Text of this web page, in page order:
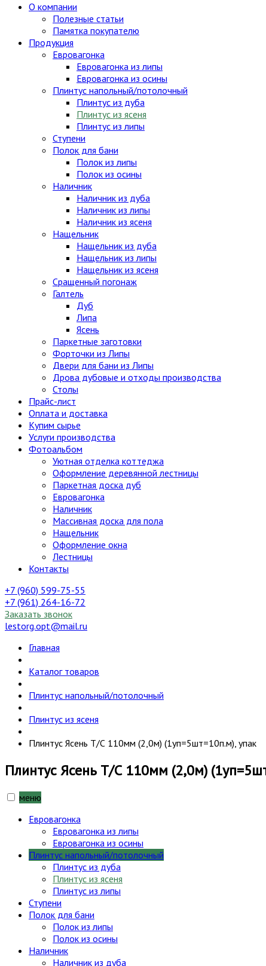
О компании
Полезные статьи
Памятка покупателю
Продукция
Евровагонка
Евровагонка из липы
Евровагонка из осины
Плинтус напольный/потолочный
Плинтус из дуба
Плинтус из ясеня
Плинтус из липы
Ступени
Полок для бани
Полок из липы
Полок из осины
Наличник
Наличник из дуба
Наличник из липы
Наличник из ясеня
Нащельник
Нащельник из дуба
Нащельник из липы
Нащельник из ясеня
Сращенный погонаж
Галтель
Дуб
Липа
Ясень
Паркетные заготовки
Форточки из Липы
Двери для бани из Липы
Дрова дубовые и отходы производства
Столы
Прайс-лист
Оплата и доставка
Купим сырье
Услуги производства
Фотоальбом
Уютная отделка коттеджа
Оформление деревянной лестницы
Паркетная доска дуб
Евровагонка
Наличник
Массивная доска для пола
Нащельник
Оформление окна
Лестницы
Контакты
+7 (960) 599-75-55
+7 (961) 264-16-72
Заказать звонок
lestorg.opt@mail.ru
Главная
Каталог товаров
Плинтус напольный/потолочный
Плинтус из ясеня
Плинтус Ясень Т/С 110мм (2,0м) (1уп=5шт=10п.м), упак
Плинтус Ясень Т/С 110мм (2,0м)
меню
Евровагонка
Евровагонка из липы
Евровагонка из осины
Плинтус напольный/потолочный
Плинтус из дуба
Плинтус из ясеня
Плинтус из липы
Ступени
Полок для бани
Полок из липы
Полок из осины
Наличник
Наличник из дуба